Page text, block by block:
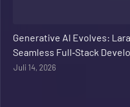
Generative AI Evolves:
Seamless Full‑Stack
Juli 14, 2026